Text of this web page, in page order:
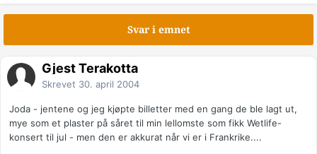
Svar i emnet
Gjest Terakotta
Skrevet 30. april 2004
Joda - jentene og jeg kjøpte billetter med en gang de ble lagt ut,
mye som et plaster på såret til min lellomste som fikk Wetlife-
konsert til jul - men den er akkurat når vi er i Frankrike....